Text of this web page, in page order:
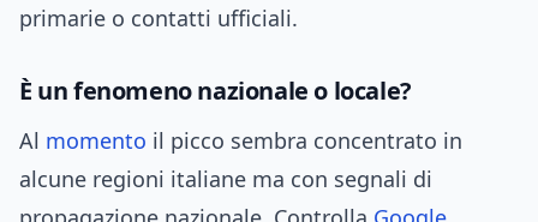
primarie o contatti ufficiali.
È un fenomeno nazionale o locale?
Al momento il picco sembra concentrato in
alcune regioni italiane ma con segnali di